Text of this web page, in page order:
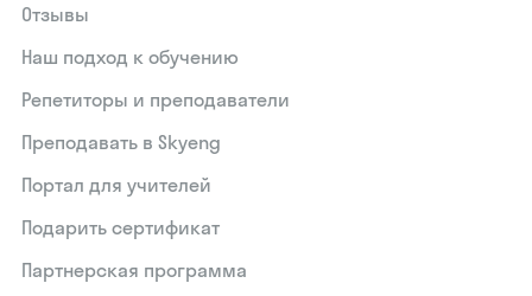
Отзывы
Наш подход к обучению
Репетиторы и преподаватели
Преподавать в Skyeng
Портал для учителей
Подарить сертификат
Партнерская программа